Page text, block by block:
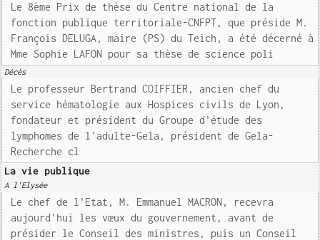
Le 8ème Prix de thèse du Centre national de la
fonction publique territoriale-CNFPT, que préside M.
François DELUGA, maire (PS) du Teich, a été décerné à
Mme Sophie LAFON pour sa thèse de science poli
Décès
Le professeur Bertrand COIFFIER, ancien chef du
service hématologie aux Hospices civils de Lyon,
fondateur et président du Groupe d'étude des
lymphomes de l'adulte-Gela, président de Gela-
Recherche cl
La vie publique
A l'Elysée
Le chef de l'Etat, M. Emmanuel MACRON, recevra
aujourd'hui les vœux du gouvernement, avant de
présider le Conseil des ministres, puis un Conseil